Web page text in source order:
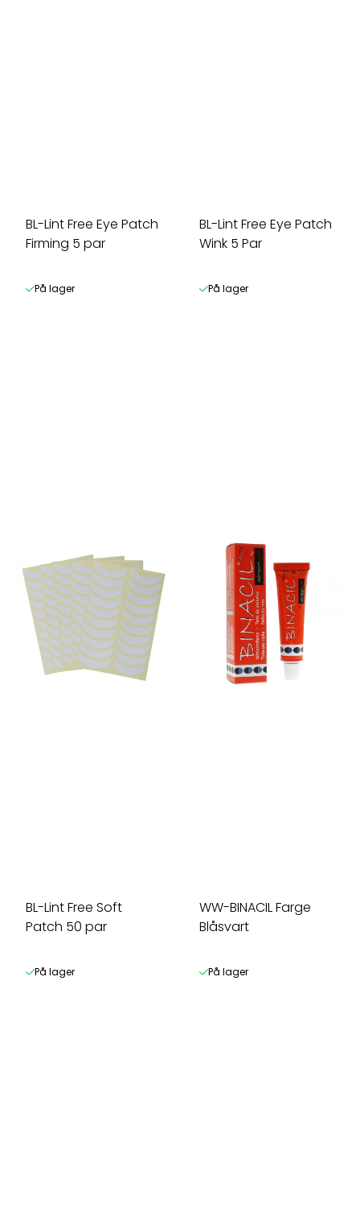
BL-Lint Free Eye Patch
Firming 5 par
På lager
BL-Lint Free Eye Patch
Wink 5 Par
På lager
BL-Lint Free Soft
Patch 50 par
På lager
WW-BINACIL Farge
Blåsvart
På lager